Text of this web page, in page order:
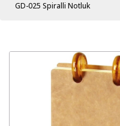
GD-025 Spiralli Notluk